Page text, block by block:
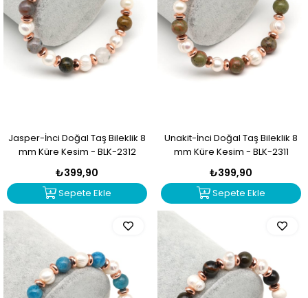
Jasper-İnci Doğal Taş Bileklik 8
mm Küre Kesim - BLK-2312
₺399,90
Sepete Ekle
Unakit-İnci Doğal Taş Bileklik 8
mm Küre Kesim - BLK-2311
₺399,90
Sepete Ekle